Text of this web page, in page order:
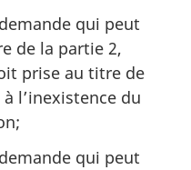
qui peut
de la partie 2,
prise au titre de
l’inexistence du
qui peut